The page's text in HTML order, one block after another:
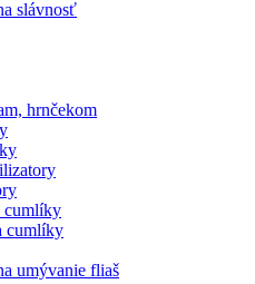
slávnosť
hrnčekom
cumlíky
cumlíky
umývanie fliaš